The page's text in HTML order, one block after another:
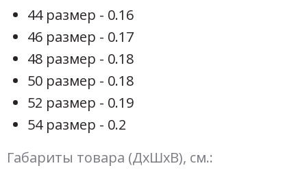
44 размер - 0.16
46 размер - 0.17
48 размер - 0.18
50 размер - 0.18
52 размер - 0.19
54 размер - 0.2
Габариты товара (ДхШхВ), см.: